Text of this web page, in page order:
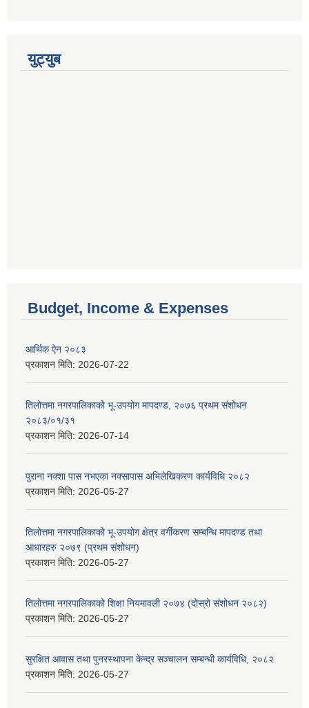
युट्युब
Budget, Income & Expenses
आर्थिक ऐन २०८३
प्रकाशन मिति: 2026-07-22
तिलोत्तमा नगरपालिकाको भू-उपयोग मापदण्ड, २०७६ प्रथम संशोधन
२०८३/०१/३१
प्रकाशन मिति: 2026-07-14
पुराना नक्शा पास नभएका नक्सापास अभिलेखिकरण कार्यविधि २०८२
प्रकाशन मिति: 2026-05-27
तिलोत्तमा नगरपालिकाको भू-उपयोग क्षेत्र वर्गीकरण सम्बन्धि मापदण्ड तथा
आधारहरु २०७९ (प्रथम संशोधन)
प्रकाशन मिति: 2026-05-27
तिलोत्तमा नगरपालिकाको शिक्षा नियमावली २०७४ (दोस्रो संशोधन २०८२)
प्रकाशन मिति: 2026-05-27
सुरक्षित आवास तथा पुनरस्थापना केन्द्र सञ्चालन सम्बन्धी कार्यविधि, २०८२
प्रकाशन मिति: 2026-05-27